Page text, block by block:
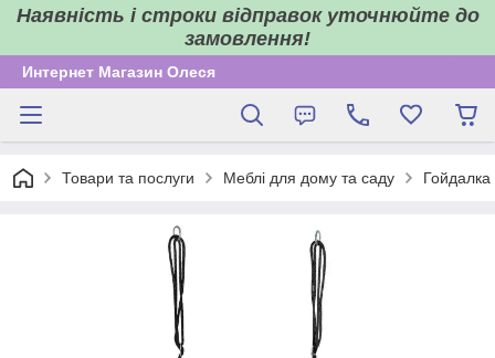
Наявність і строки відправок уточнюйте до
замовлення!
Интернет Магазин Олеся
Товари та послуги Меблі для дому та саду Гойдалка